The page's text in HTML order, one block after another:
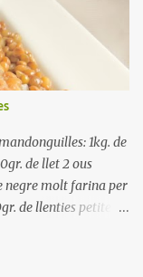
les tomates,
tonyina esmicolada.
1kg. de
de llet 2 ous
negre molt farina per
de llenties petites